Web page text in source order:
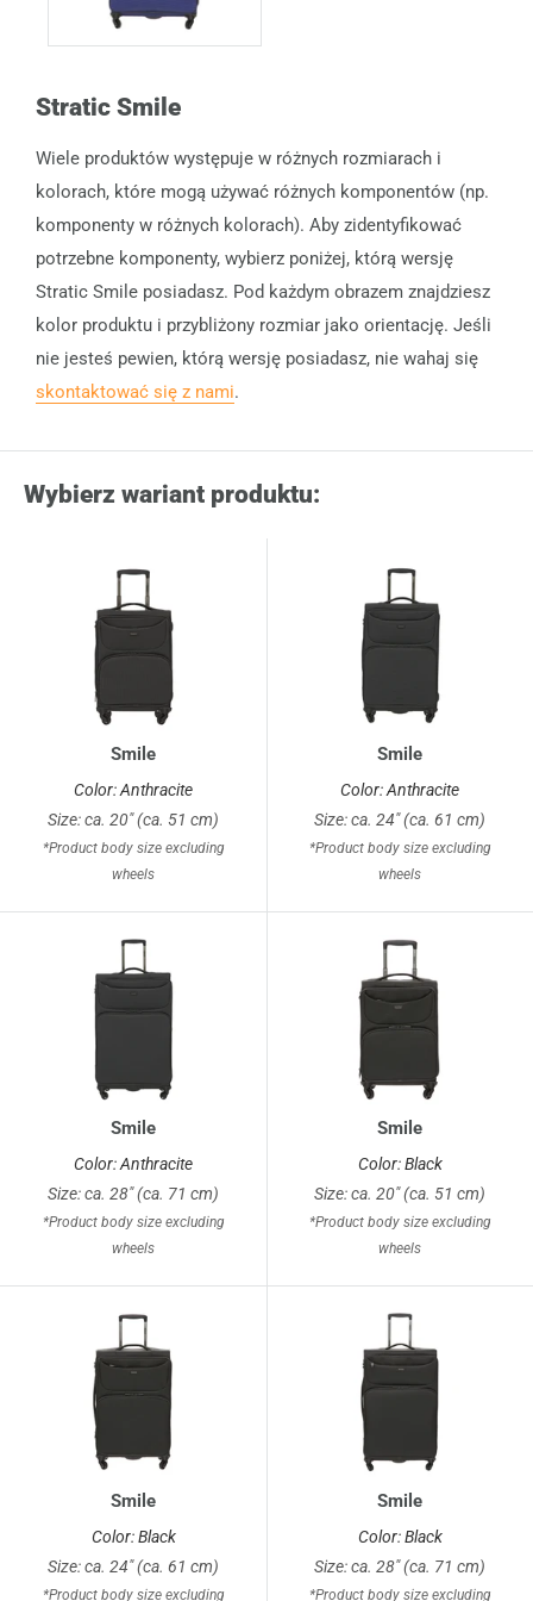
Stratic Smile
Wiele produktów występuje w różnych rozmiarach i
kolorach, które mogą używać różnych komponentów (np.
komponenty w różnych kolorach). Aby zidentyfikować
potrzebne komponenty, wybierz poniżej, którą wersję
Stratic Smile posiadasz. Pod każdym obrazem znajdziesz
kolor produktu i przybliżony rozmiar jako orientację. Jeśli
nie jesteś pewien, którą wersję posiadasz, nie wahaj się
skontaktować się z nami.
Wybierz wariant produktu:
Smile
Color: Anthracite
Size: ca. 20" (ca. 51 cm)
*Product body size excluding
wheels
Smile
Color: Anthracite
Size: ca. 24" (ca. 61 cm)
*Product body size excluding
wheels
Smile
Color: Anthracite
Size: ca. 28" (ca. 71 cm)
*Product body size excluding
wheels
Smile
Color: Black
Size: ca. 20" (ca. 51 cm)
*Product body size excluding
wheels
Smile
Color: Black
Size: ca. 24" (ca. 61 cm)
*Product body size excluding
Smile
Color: Black
Size: ca. 28" (ca. 71 cm)
*Product body size excluding